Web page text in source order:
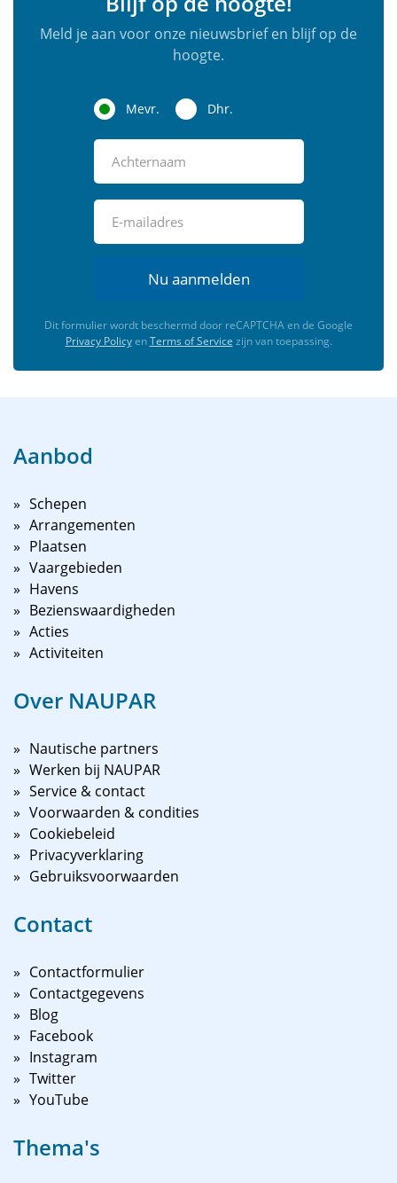
Meld je aan voor onze nieuwsbrief en blijf op de
hoogte.
Mevr. Dhr.
Nu aanmelden
Dit formulier wordt beschermd door reCAPTCHA en de Google
Privacy PolicyenTerms of Service zijn van toepassing.
Aanbod
Schepen
Arrangementen
Plaatsen
Vaargebieden
Havens
Bezienswaardigheden
Acties
Activiteiten
Over NAUPAR
Nautische partners
Werken bij NAUPAR
Service & contact
Voorwaarden & condities
Cookiebeleid
Privacyverklaring
Gebruiksvoorwaarden
Contact
Contactformulier
Contactgegevens
Blog
Facebook
Instagram
Twitter
YouTube
Thema's